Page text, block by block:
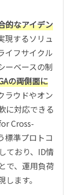
的なアイデン
現するソリュ
イフサイクル
ーベースの制
の両側面に
ラウドやオン
に対応できる
Cross-
準プロトコ
ており、ID情
で、運用負荷
ます。